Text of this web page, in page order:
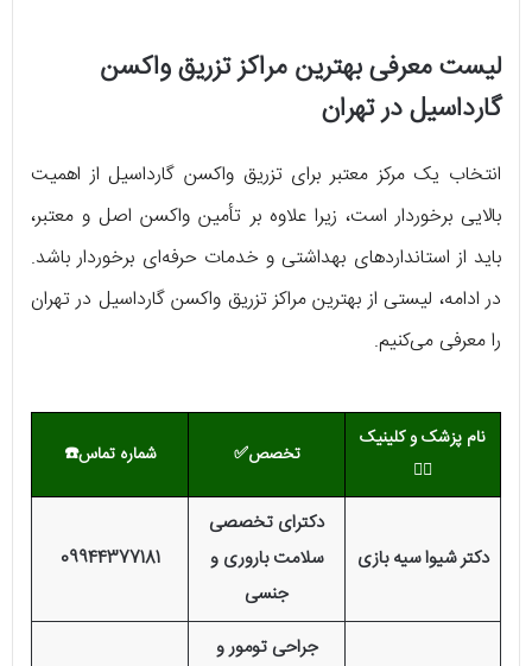
لیست معرفی بهترین مراکز تزریق واکسن
گارداسیل در تهران
انتخاب یک مرکز معتبر برای تزریق واکسن گارداسیل از اهمیت
بالایی برخوردار است، زیرا علاوه بر تأمین واکسن اصل و معتبر،
باید از استانداردهای بهداشتی و خدمات حرفه‌ای برخوردار باشد.
در ادامه، لیستی از بهترین مراکز تزریق واکسن گارداسیل در تهران
را معرفی می‌کنیم.
نام پزشک و کلینیک
👨‍⚕️
تخصص✅ شماره تماس☎️
دکتر شیوا سیه بازی
دکترای تخصصی
سلامت باروری و
جنسی
09944377181
جراحی تومور و